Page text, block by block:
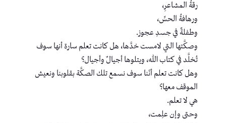
رقةُ المشاعرِ،
ورهافةُ الحسِّ،
وطفلةٌ في جسدِ عجوز.
وصكَّتها التي لامست خدَّها، هل كانت تعلم سارة أنها سوف
تُخلَّد في كتاب الله، ويتلوها أجيالٌ وأجيال؟
وهل كانت تعلم أنّنا سوف نسمع تلك الصكَّة بقلوبنا ونعيش
الموقف معها؟
هي لا تعلم.
وحتى وإن علِمت،